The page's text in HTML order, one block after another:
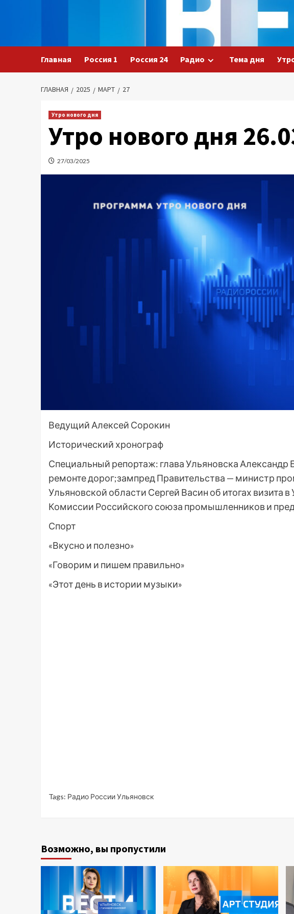
Главная Россия 1 Россия 24 Радио Тема дня
ГЛАВНАЯ 2025 МАРТ 27
Утро нового дня
Утро нового дня
27/03/2025
Ведущий Алексей Сорокин
Исторический хронограф
Специальный репортаж: глава Ульяновска
ремонте дорог;зампред Правительства — министр
Ульяновской области Сергей Васин об итогах визита
Комиссии Российского союза промышленников и
Спорт
«Вкусно и полезно»
«Говорим и пишем правильно»
«Этот день в истории музыки»
Tags: Радио России Ульяновск
Возможно, вы пропустили